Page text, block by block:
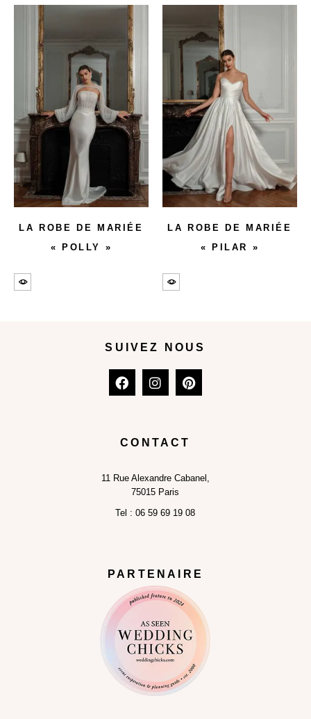
LA ROBE DE MARIÉE
« POLLY »
LA ROBE DE MARIÉE
« PILAR »
SUIVEZ NOUS
CONTACT
11Rue Alexandre Cabanel,
75015 Paris
Tel :06 59 69 19 08
PARTENAIRE